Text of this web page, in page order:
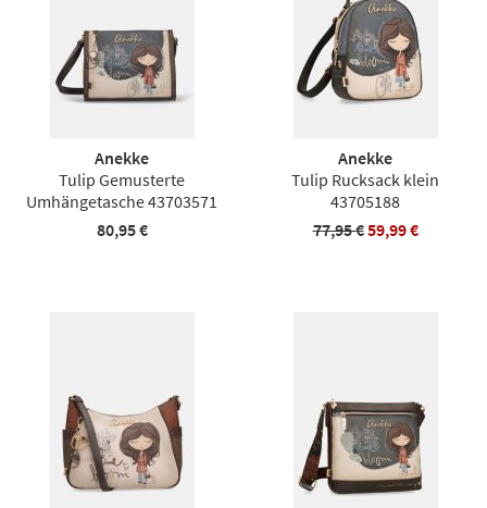
Anekke
Tulip Gemusterte
Umhängetasche 43703571
80,95 €
Anekke
Tulip Rucksack klein
43705188
77,95 €59,99 €